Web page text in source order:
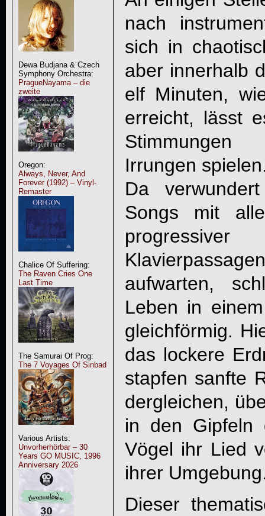
Dewa Budjana & Czech
Symphony Orchestra:
PragueNayama – die
zweite
Oregon:
Always, Never, And
Forever (1992) – Vinyl-
Remaster
Chalice Of Suffering:
The Raven Cries One
Last Time
The Samurai Of Prog:
The 7 Voyages Of Sinbad
Various Artists:
Unvorherhörbar – 30
Years GO MUSIC, 1996
Anniversary 2026
nach
sich in
aber innerhalb
elf Minuten,
erreicht, lässt
Irrungen
Da
Songs mit
progressiver
aufwarten,
Leben in
gleichförmig.
das lockere
stapfen sanfte
dergleichen,
in den Gipfeln
Vögel ihr Lied
ihrer
Dieser